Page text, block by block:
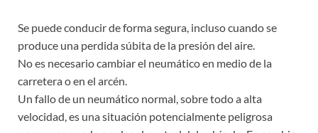
Se puede conducir de forma segura, incluso cuando se
produce una perdida súbita de la presión del aire.
No es necesario cambiar el neumático en medio de la
carretera o en el arcén.
Un fallo de un neumático normal, sobre todo a alta
velocidad, es una situación potencialmente peligrosa